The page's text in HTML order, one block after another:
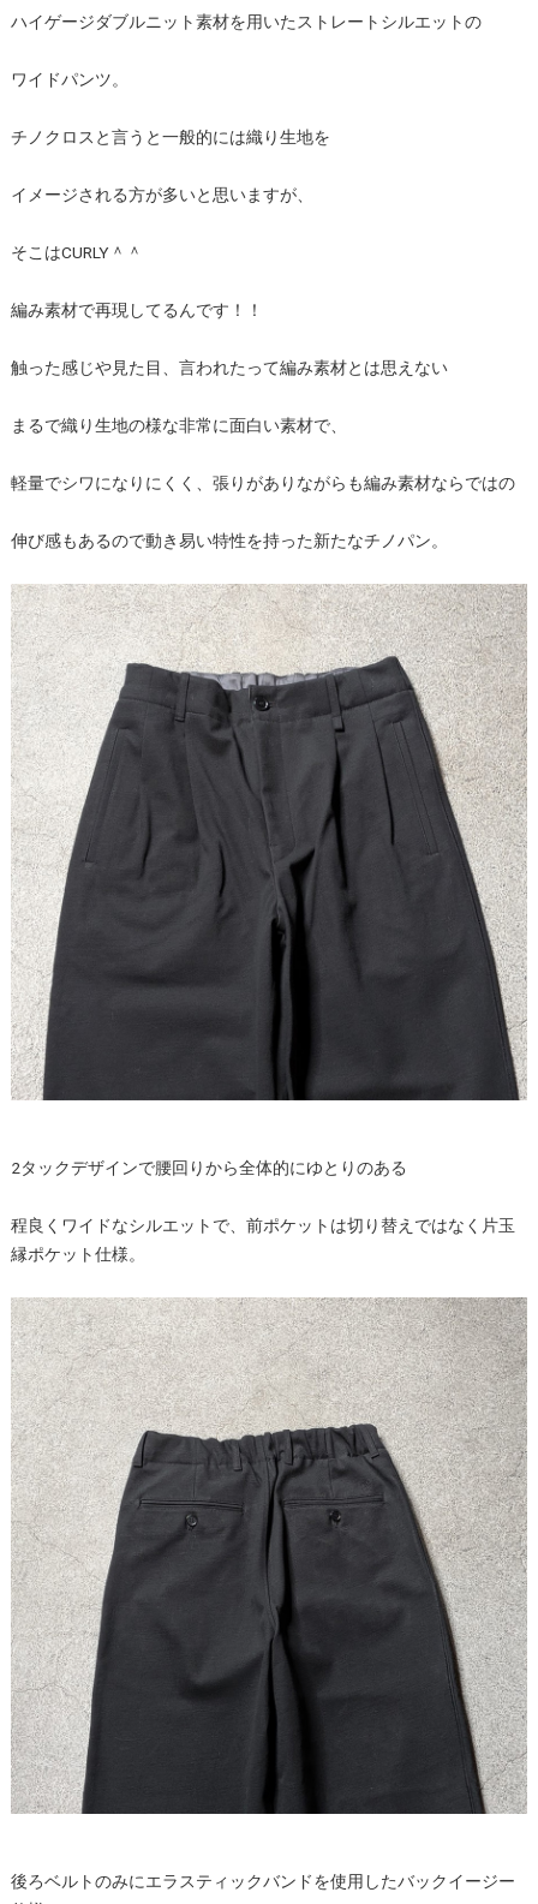
ハイゲージダブルニット素材を用いたストレートシルエットの
ワイドパンツ。
チノクロスと言うと一般的には織り生地を
イメージされる方が多いと思いますが、
そこはCURLY＾＾
編み素材で再現してるんです！！
触った感じや見た目、言われたって編み素材とは思えない
まるで織り生地の様な非常に面白い素材で、
軽量でシワになりにくく、張りがありながらも編み素材ならではの
伸び感もあるので動き易い特性を持った新たなチノパン。
2タックデザインで腰回りから全体的にゆとりのある
程良くワイドなシルエットで、前ポケットは切り替えではなく片玉
縁ポケット仕様。
後ろベルトのみにエラスティックバンドを使用したバックイージー